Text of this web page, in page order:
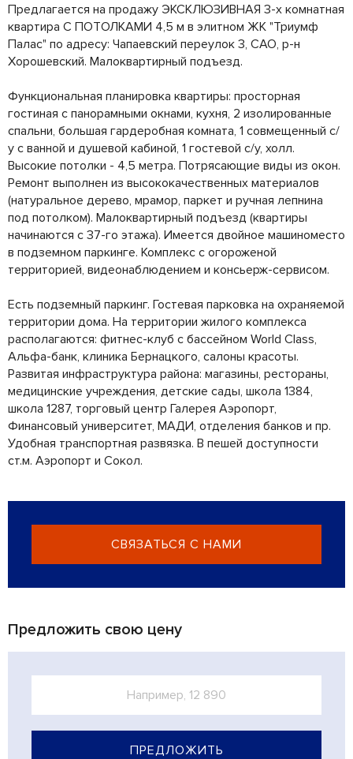
Предлагается на продажу ЭКСКЛЮЗИВНАЯ 3-х комнатная
квартира С ПОТОЛКАМИ 4,5 м в элитном ЖК "Триумф
Палас" по адресу: Чапаевский переулок 3, САО, р-н
Хорошевский. Малоквартирный подъезд.
Функциональная планировка квартиры: просторная
гостиная с панорамными окнами, кухня, 2 изолированные
спальни, большая гардеробная комната, 1 совмещенный с/
у с ванной и душевой кабиной, 1 гостевой с/у, холл.
Высокие потолки - 4,5 метра. Потрясающие виды из окон.
Ремонт выполнен из высококачественных материалов
(натуральное дерево, мрамор, паркет и ручная лепнина
под потолком). Малоквартирный подъезд (квартиры
начинаются с 37-го этажа). Имеется двойное машиноместо
в подземном паркинге. Комплекс с огороженой
территорией, видеонаблюдением и консьерж-сервисом.
Есть подземный паркинг. Гостевая парковка на охраняемой
территории дома. На территории жилого комплекса
располагаются: фитнес-клуб с бассейном World Class,
Альфа-банк, клиника Бернацкого, салоны красоты.
Развитая инфраструктура района: магазины, рестораны,
медицинские учреждения, детские сады, школа 1384,
школа 1287, торговый центр Галерея Аэропорт,
Финансовый университет, МАДИ, отделения банков и пр.
Удобная транспортная развязка. В пешей доступности
ст.м. Аэропорт и Сокол.
СВЯЗАТЬСЯ С НАМИ
Предложить свою цену
ПРЕДЛОЖИТЬ